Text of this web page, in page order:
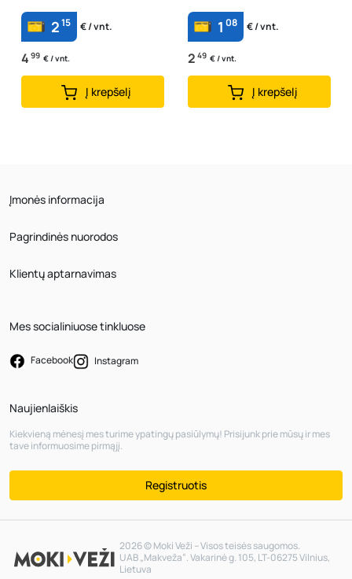
215 € / vnt.
4 99 € / vnt.
Į krepšelį
1 08 € / vnt.
2 49 € / vnt.
Į krepšelį
Įmonės informacija
Pagrindinės nuorodos
Klientų aptarnavimas
Mes socialiniuose tinkluose
Facebook Instagram
Naujienlaiškis
Kiekvieną mėnesį mes turime ypatingų pasiūlymų! Prisijunk prie mūsų ir mes
tave informuosime pirmąjį.
Registruotis
2026 © Moki Veži – Visos teisės saugomos.
UAB „Makveža“. Vakarinė g. 105, LT-06275 Vilnius,
Lietuva